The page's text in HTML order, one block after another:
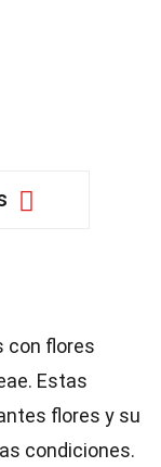
con flores
Estas
flores y su
condiciones.